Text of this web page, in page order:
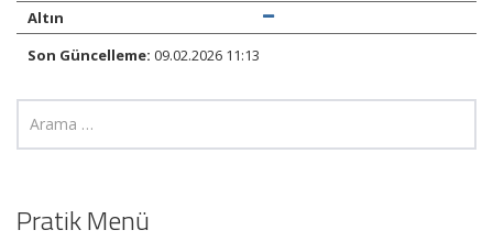
Altın
Son Güncelleme: 09.02.2026 11:13
Pratik Menü